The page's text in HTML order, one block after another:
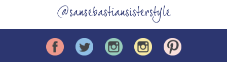
@sansebastiansisterstyle